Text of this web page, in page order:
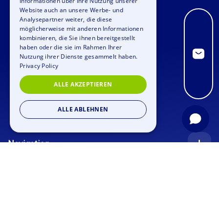
Navigation
ITALIAN
DUTCH
Website auch an unsere Werbe- und
Analysepartner weiter, die diese
möglicherweise mit anderen Informationen
kombinieren, die Sie ihnen bereitgestellt
haben oder die sie im Rahmen Ihrer
Nutzung ihrer Dienste gesammelt haben.
Privacy Policy
ALLE AKZEPTIEREN
ALLE ABLEHNEN